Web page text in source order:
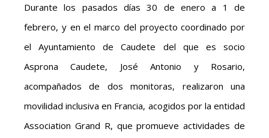
Durante los pasados días 30 de enero a 1 de
febrero, y en el marco del proyecto coordinado por
el Ayuntamiento de Caudete del que es socio
Asprona Caudete, José Antonio y Rosario,
acompañados de dos monitoras, realizaron una
movilidad inclusiva en Francia, acogidos por la entidad
Association Grand R, que promueve actividades de